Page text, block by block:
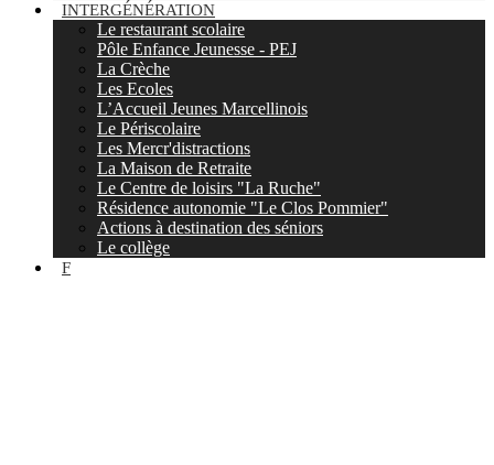
INTERGÉNÉRATION
Le restaurant scolaire
Pôle Enfance Jeunesse - PEJ
La Crèche
Les Ecoles
L’Accueil Jeunes Marcellinois
Le Périscolaire
Les Mercr'distractions
La Maison de Retraite
Le Centre de loisirs "La Ruche"
Résidence autonomie "Le Clos Pommier"
Actions à destination des séniors
Le collège
F